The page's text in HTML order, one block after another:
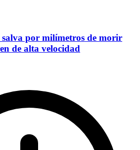
salva por milímetros de morir
de alta velocidad